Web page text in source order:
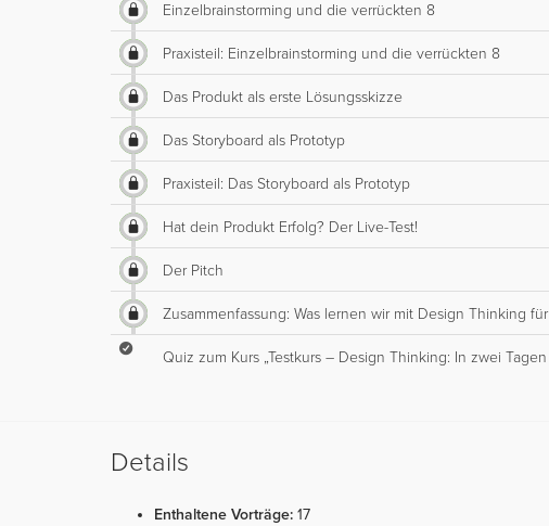
Einzelbrainstorming und die verrückten 8
Praxisteil: Einzelbrainstorming und die verrückten 8
Das Produkt als erste Lösungsskizze
Das Storyboard als Prototyp
Praxisteil: Das Storyboard als Prototyp
Hat dein Produkt Erfolg? Der Live-Test!
Der Pitch
Zusammenfassung: Was lernen wir mit Design Thinking
Quiz zum Kurs „Testkurs – Design Thinking: In zwei
Details
Enthaltene Vorträge: 17